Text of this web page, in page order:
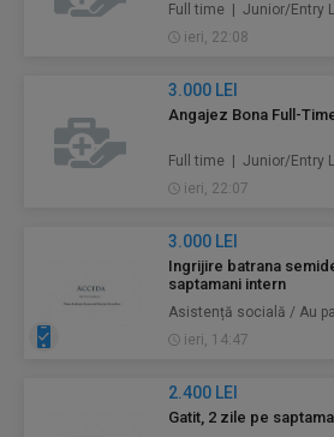
Full time | Junior/Entry
ieri, 22:08
3.000 LEI
Angajez Bona Full-
Full time | Junior/Entry
ieri, 22:07
3.000 LEI
Ingrijire batrana
saptamani intern
ieri, 14:47
2.400 LEI
Gatit, 2 zile pe